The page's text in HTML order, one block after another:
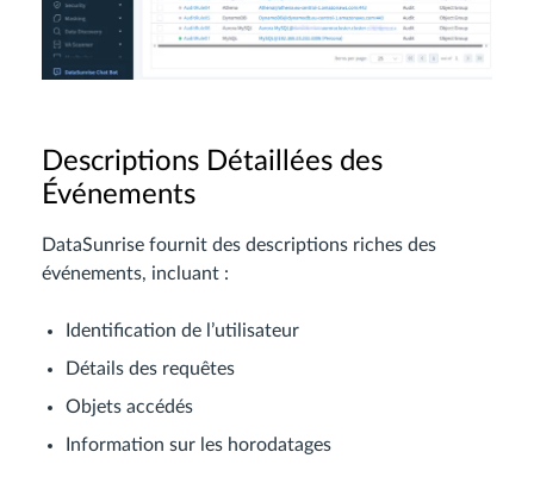
Descriptions Détaillées des
Événements
DataSunrise fournit des descriptions riches des
événements, incluant :
Identification de l’utilisateur
Détails des requêtes
Objets accédés
Information sur les horodatages